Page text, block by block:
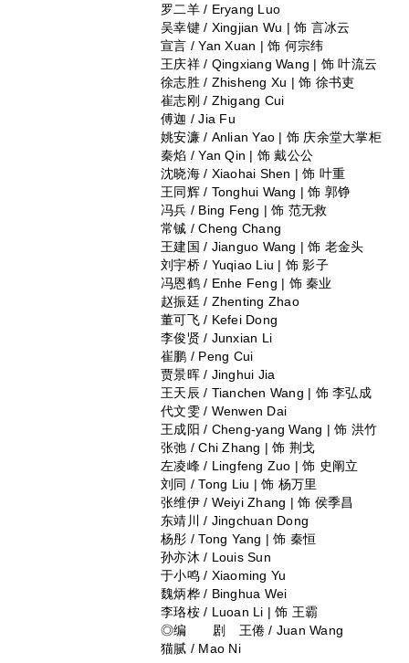
罗二羊 / Eryang Luo
吴幸键 / Xingjian Wu | 饰 言冰云
宣言 / Yan Xuan | 饰 何宗纬
王庆祥 / Qingxiang Wang | 饰 叶流云
徐志胜 / Zhisheng Xu | 饰 徐书吏
崔志刚 / Zhigang Cui
傅迦 / Jia Fu
姚安濂 / Anlian Yao | 饰 庆余堂大掌柜
秦焰 / Yan Qin | 饰 戴公公
沈晓海 / Xiaohai Shen | 饰 叶重
王同辉 / Tonghui Wang | 饰 郭铮
冯兵 / Bing Feng | 饰 范无救
常铖 / Cheng Chang
王建国 / Jianguo Wang | 饰 老金头
刘宇桥 / Yuqiao Liu | 饰 影子
冯恩鹤 / Enhe Feng | 饰 秦业
赵振廷 / Zhenting Zhao
董可飞 / Kefei Dong
李俊贤 / Junxian Li
崔鹏 / Peng Cui
贾景晖 / Jinghui Jia
王天辰 / Tianchen Wang | 饰 李弘成
代文雯 / Wenwen Dai
王成阳 / Cheng-yang Wang | 饰 洪竹
张弛 / Chi Zhang | 饰 荆戈
左凌峰 / Lingfeng Zuo | 饰 史阐立
刘同 / Tong Liu | 饰 杨万里
张维伊 / Weiyi Zhang | 饰 侯季昌
东靖川 / Jingchuan Dong
杨彤 / Tong Yang | 饰 秦恒
孙亦沐 / Louis Sun
于小鸣 / Xiaoming Yu
魏炳桦 / Binghua Wei
李珞桉 / Luoan Li | 饰 王霸
◎编 剧 王倦 / Juan Wang
猫腻 / Mao Ni